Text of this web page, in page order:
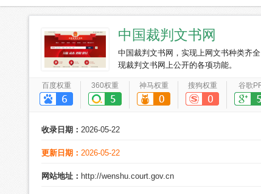
中国裁判文书网
中国裁判文书网，实现上网文书种类齐
现裁判文书网上公开的各项功能。
百度权重 360权重 神马权重 搜狗权重 谷歌
收录日期： 2026-05-22
更新日期： 2026-05-22
网站地址： http://wenshu.court.gov.cn